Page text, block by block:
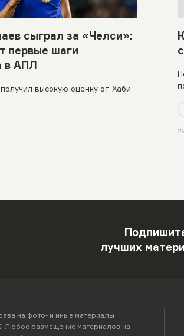
сыграл за «Челси»:
первые шаги
в АПЛ
высокую оценку от Хаби
лучших
на фото- и иные материалы
Любое размещение материалов на